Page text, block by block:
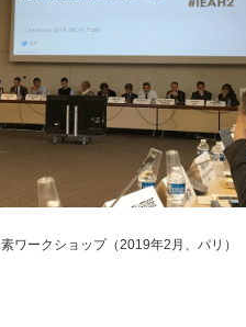
素ワークショップ（2019年2月、パリ）